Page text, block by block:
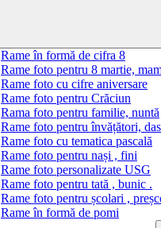
Rame în formă de cifra 8
Rame foto pentru 8 martie,
Rame foto cu cifre aniversare
Rame foto pentru Crăciun
Rama foto pentru familie, nuntă
Rame foto pentru învățători,
Rame foto cu tematica pascală
Rame foto pentru nași , fini
Rame foto personalizate USG
Rame foto pentru tată , bunic .
Rame foto pentru școlari ,
Rame în formă de pomi